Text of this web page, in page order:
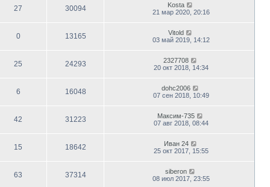
27 30094
Kosta
21 мар 2020, 20:16
0 13165
Vitold
03 май 2019, 14:12
25 24293
2327708
20 окт 2018, 14:34
6 16048
dohc2006
07 сен 2018, 10:49
42 31223
Максим-735
07 авг 2018, 08:44
15 18642
Иван 24
25 окт 2017, 15:55
63 37314
siberon
08 июл 2017, 23:55